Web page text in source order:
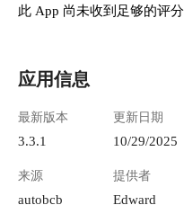
此 App 尚未收到足够的评
应用信息
最新版本
3.3.1
更新日期
10/29/2025
来源
autobcb
提供者
Edward